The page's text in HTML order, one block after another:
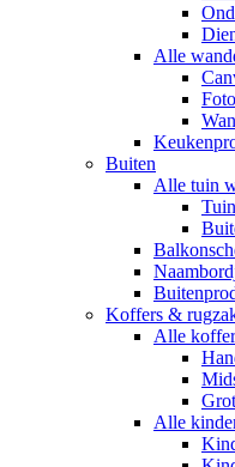
Alle
Buiten
Alle tuin
Koffers &
Alle
Alle